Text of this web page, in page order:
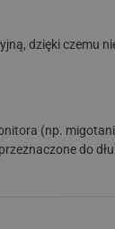
dzięki czemu
(np.
do